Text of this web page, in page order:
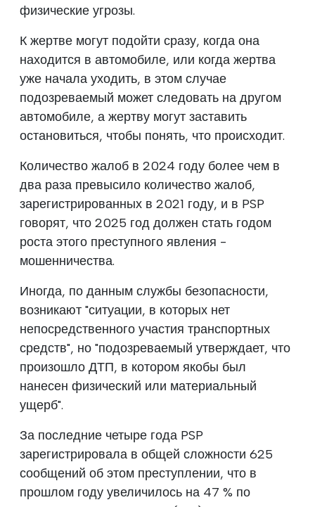
физические угрозы.
К жертве могут подойти сразу, когда она
находится в автомобиле, или когда жертва
уже начала уходить, в этом случае
подозреваемый может следовать на другом
автомобиле, а жертву могут заставить
остановиться, чтобы понять, что происходит.
Количество жалоб в 2024 году более чем в
два раза превысило количество жалоб,
зарегистрированных в 2021 году, и в PSP
говорят, что 2025 год должен стать годом
роста этого преступного явления -
мошенничества.
Иногда, по данным службы безопасности,
возникают "ситуации, в которых нет
непосредственного участия транспортных
средств", но "подозреваемый утверждает, что
произошло ДТП, в котором якобы был
нанесен физический или материальный
ущерб".
За последние четыре года PSP
зарегистрировала в общей сложности 625
сообщений об этом преступлении, что в
прошлом году увеличилось на 47 % по